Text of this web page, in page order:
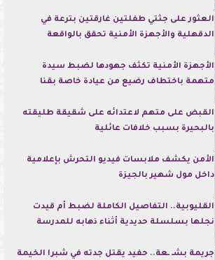
العثور على جثتي طفلتين غارقتين بترعة في
الدقهلية والأجهزة الأمنية تحقق بالواقعة
الأجهزة الأمنية تكثف جهودها لضبط سيدة
متهمة باختطاف رضيع من عيادة خاصة بقنا
القبض على متهم لاعتدائه على شقيقة طليقته
بالبحيرة بسبب خلافات عائلية
الأمن يكشف ملابسات فيديو التحرش بإعلامية
داخل مول شهير بالجيزة
القليوبية.. التفاصيل الكاملة لضبط أم قيدت
نجلها بسلسلة حديدية أثناء ذهابه للمدرسة
جريمة بشـ ـعة.. حفيد يقتل جدته في شبرا الخيمة